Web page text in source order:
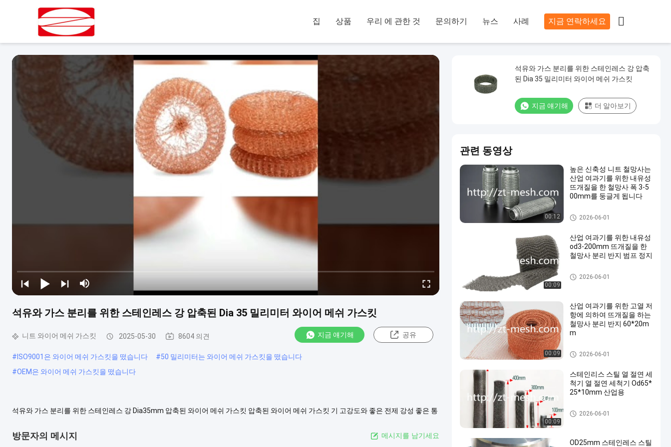
집 상품 우리 에 관한 것 문의하기 뉴스 사례 지금 연락하세요 
석유와 가스 분리를 위한 스테인레스 강 압축된 Dia 35 밀리미터 와이어 메쉬 가스킷
니트 와이어 메쉬 가스킷 2025-05-30 8604 의견 지금 얘기해 공유
#ISO9001은 와이어 메쉬 가스킷을 떴습니다 #50 밀리미터는 와이어 메쉬 가스킷을 떴습니다
#OEM은 와이어 메쉬 가스킷을 떴습니다
석유와 가스 분리를 위한 스테인레스 강 Dia35mm 압축된 와이어 메쉬 가스킷 압축된 와이어 메쉬 가스킷 기 고강도와 좋은 전제 강성 좋은 통
특별 사이즈는 맞춤화될 수 있습니다. 압축된 와이어 메쉬 가스킷 애플...
방문자의 메시지 메시지를 남기세요
석유와 가스 분리를 위한 스테인레스 강 압축
된 Dia 35 밀리미터 와이어 메쉬 가스킷
지금 얘기해 더 알아보기
관련 동영상
00:12
높은 신축성 니트 철망사는
산업 여과기를 위한 내유성
뜨개질을 한 철망사 폭 3-5
00mm를 둥글게 됩니다
니트 와이어 메쉬 가스킷
2026-06-01
00:09
산업 여과기를 위한 내유성
od3-200mm 뜨개질을 한
철망사 분리 반지 범프 정지
니트 와이어 메쉬 가스킷
2026-06-01
00:09
산업 여과기를 위한 고열 저
항에 의하여 뜨개질을 하는
철망사 분리 반지 60*20m
m
니트 와이어 메쉬 가스킷
2026-06-01
00:09
스테인리스 스틸 열 절연 세
척기 열 절연 세척기 Od65*
25*10mm 산업용
니트 와이어 메쉬 가스킷
2026-06-01
OD25mm 스테인레스 스틸